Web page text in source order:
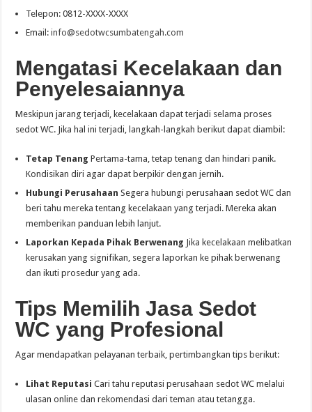
Telepon: 0812-XXXX-XXXX
Email:info@sedotwcsumbatengah.com
Mengatasi Kecelakaan dan
Penyelesaiannya
Meskipun jarang terjadi, kecelakaan dapat terjadi selama proses
sedot WC. Jika hal ini terjadi, langkah-langkah berikut dapat diambil:
Tetap Tenang Pertama-tama, tetap tenang dan hindari panik.
Kondisikan diri agar dapat berpikir dengan jernih.
Hubungi Perusahaan Segera hubungi perusahaan sedot WC dan
beri tahu mereka tentang kecelakaan yang terjadi. Mereka akan
memberikan panduan lebih lanjut.
Laporkan Kepada Pihak Berwenang Jika kecelakaan melibatkan
kerusakan yang signifikan, segera laporkan ke pihak berwenang
dan ikuti prosedur yang ada.
Tips Memilih Jasa Sedot
WC yang Profesional
Agar mendapatkan pelayanan terbaik, pertimbangkan tips berikut:
Lihat Reputasi Cari tahu reputasi perusahaan sedot WC melalui
ulasan online dan rekomendasi dari teman atau tetangga.